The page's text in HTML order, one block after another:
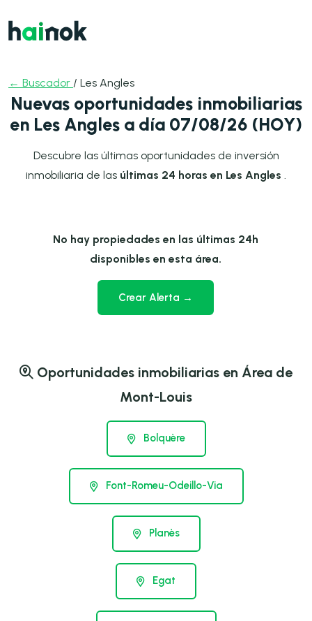
← Buscador / Les Angles
Nuevas oportunidades inmobiliarias
en Les Angles a día 07/08/26 (HOY)
Descubre las últimas oportunidades de inversión
inmobiliaria de las últimas 24 horas en Les Angles
No hay propiedades en las últimas 24h
disponibles en esta área.
Crear Alerta →
Oportunidades inmobiliarias en Área de
Mont-Louis
Bolquère
Font-Romeu-Odeillo-Via
Planès
Egat